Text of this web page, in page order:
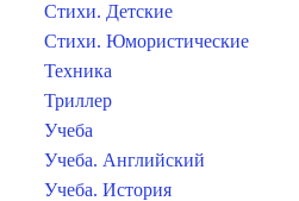
Стихи. Детские
Стихи. Юмористические
Техника
Триллер
Учеба
Учеба. Английский
Учеба. История